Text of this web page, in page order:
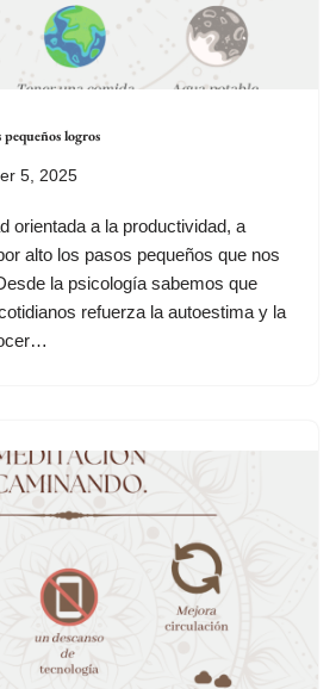
logros
5, 2025
orientada a la productividad, a
alto los pasos pequeños que nos
la psicología sabemos que
refuerza la autoestima y la